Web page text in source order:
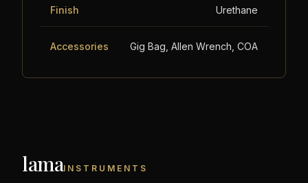
Finish Urethane
Accessories Gig Bag, Allen Wrench, COA
lamaINSTRUMENTS